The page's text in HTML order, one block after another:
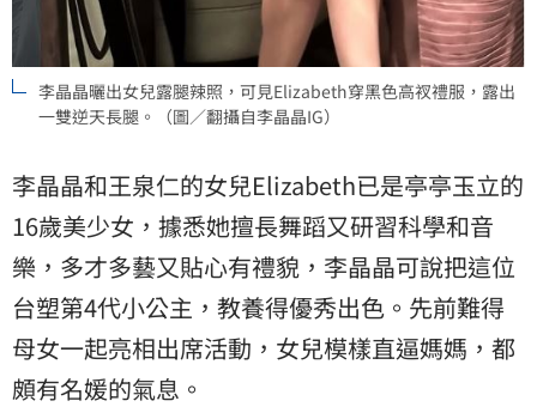
李晶晶曬出女兒露腿辣照，可見Elizabeth穿黑色高衩禮服，露出
一雙逆天長腿。（圖／翻攝自李晶晶IG）
李晶晶和王泉仁的女兒Elizabeth已是亭亭玉立的
16歲美少女，據悉她擅長舞蹈又研習科學和音
樂，多才多藝又貼心有禮貌，李晶晶可說把這位
台塑第4代小公主，教養得優秀出色。先前難得
母女一起亮相出席活動，女兒模樣直逼媽媽，都
頗有名媛的氣息。